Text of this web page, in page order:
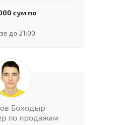
сум по
до 21:00
Боходыр
по продажам